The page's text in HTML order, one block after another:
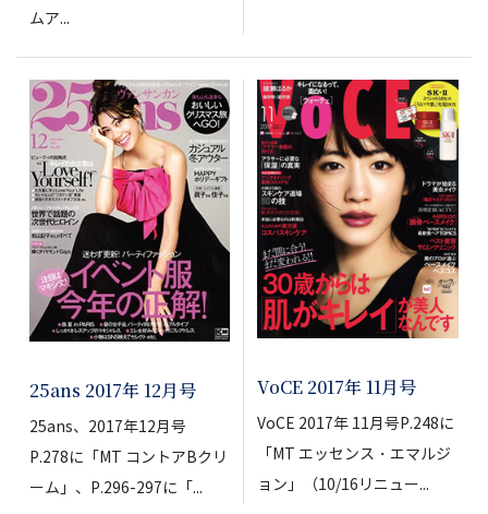
ムア...
25ans 2017年 12月号
25ans、2017年12月号
P.278に「MT コントアBクリ
ーム」、P.296-297に「...
VoCE 2017年 11月号
VoCE 2017年 11月号P.248に
「MT エッセンス・エマルジ
ョン」（10/16リニュー...